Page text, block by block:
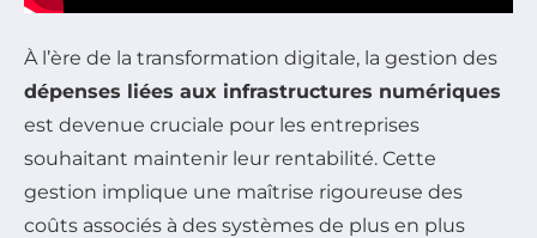
À l’ère de la transformation digitale, la gestion des
dépenses liées aux infrastructures numériques
est devenue cruciale pour les entreprises
souhaitant maintenir leur rentabilité. Cette
gestion implique une maîtrise rigoureuse des
coûts associés à des systèmes de plus en plus